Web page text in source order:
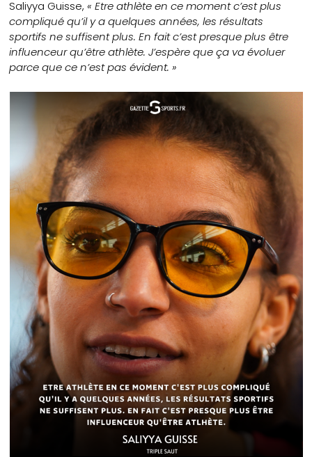
Saliyya Guisse,« Etre athlète en ce moment c’est plus
compliqué qu’il y a quelques années, les résultats
sportifs ne suffisent plus. En fait c’est presque plus être
influenceur qu’être athlète. J’espère que ça va évoluer
parce que ce n’est pas évident. »